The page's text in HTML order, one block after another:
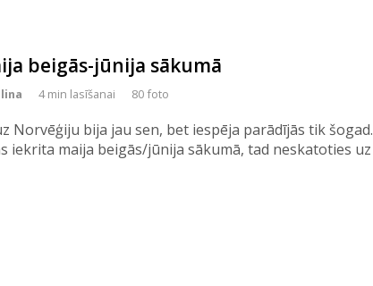
beigās-jūnija sākumā
4 min lasīšanai 80 foto
Norvēģiju bija jau sen, bet iespēja parādījās tik šogad.
iekrita maija beigās/jūnija sākumā, tad neskatoties uz